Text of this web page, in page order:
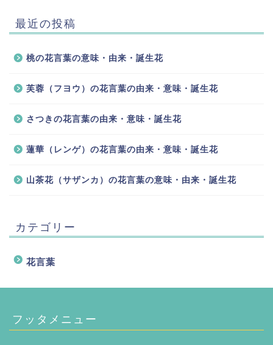
最近の投稿
桃の花言葉の意味・由来・誕生花
芙蓉（フヨウ）の花言葉の由来・意味・誕生花
さつきの花言葉の由来・意味・誕生花
蓮華（レンゲ）の花言葉の由来・意味・誕生花
山茶花（サザンカ）の花言葉の意味・由来・誕生花
カテゴリー
花言葉
フッタメニュー